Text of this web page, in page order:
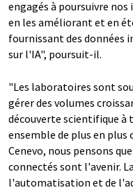
engagés à poursuivre
en les améliorant et en
fournissant des données
sur l'IA", poursuit-il.
"Les laboratoires sont
gérer des volumes
découverte scientifique à
ensemble de plus en plus
Cenevo, nous pensons
connectés sont l'avenir.
l'automatisation et de